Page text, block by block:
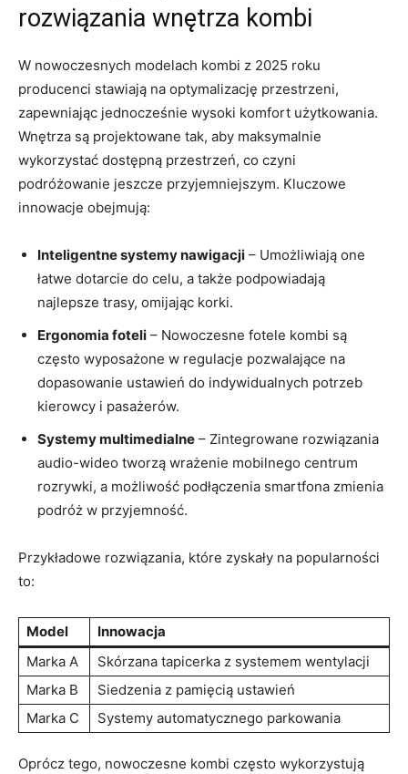
rozwiązania wnętrza⁢ kombi
W nowoczesnych modelach kombi z⁤ 2025‌ roku
producenci stawiają na optymalizację przestrzeni,⁢
zapewniając jednocześnie ⁢wysoki komfort użytkowania.
Wnętrza ⁤są⁣ projektowane tak, ⁢aby maksymalnie
wykorzystać dostępną‌ przestrzeń, co czyni
podróżowanie jeszcze przyjemniejszym. Kluczowe
innowacje obejmują:
Inteligentne systemy nawigacji – Umożliwiają one
łatwe dotarcie do ⁢celu, a także podpowiadają
najlepsze trasy, omijając korki.
Ergonomia foteli – Nowoczesne fotele kombi są
często wyposażone w regulacje ⁢pozwalające ‌na
dopasowanie ustawień do indywidualnych potrzeb
kierowcy i pasażerów.
Systemy multimedialne – Zintegrowane ‌rozwiązania
‌audio-wideo tworzą wrażenie mobilnego centrum
rozrywki, a możliwość podłączenia smartfona zmienia
podróż w przyjemność.
Przykładowe rozwiązania, które zyskały na popularności
to:
Model
Innowacja
Marka A
Skórzana tapicerka z systemem wentylacji
Marka B
Siedzenia z pamięcią ustawień
Marka⁤ C
Systemy automatycznego parkowania
Oprócz ‌tego, nowoczesne⁤ kombi często wykorzystują